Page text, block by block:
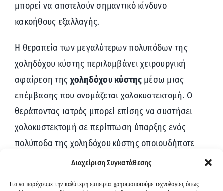
Διαχείριση Συγκατάθεσης
Για να παρέχουμε την καλύτερη εμπειρία, χρησιμοποιούμε τεχνολογίες όπως
μπορεί να αποτελούν σημαντικό κίνδυνο
κακοήθους εξαλλαγής.
Η θεραπεία των μεγαλύτερων πολυπόδων της
χοληδόχου κύστης περιλαμβάνει χειρουργική
αφαίρεση της χοληδόχου κύστηςμέσω μιας
επέμβασης που ονομάζεται χολοκυστεκτομή. Ο
θεράποντας ιατρός μπορεί επίσης να συστήσει
χολοκυστεκτομή σε περίπτωση ύπαρξης ενός
πολύποδα της χοληδόχου κύστης οποιουδήποτε
μεγέθους που συνοδεύεται από χολόλιθους. Οι